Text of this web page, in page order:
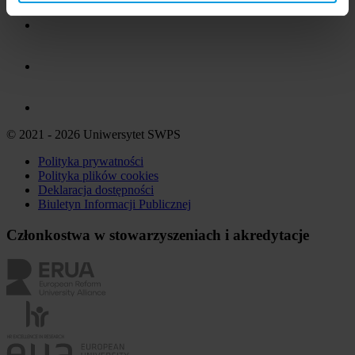
© 2021 - 2026 Uniwersytet SWPS
Polityka prywatności
Polityka plików cookies
Deklaracja dostępności
Biuletyn Informacji Publicznej
Członkostwa w stowarzyszeniach i akredytacje